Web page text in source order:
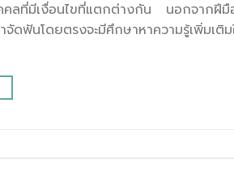
คคลที่มีเงื่อนไขที่แตกต่างกัน นอกจากฝีมื
ดฟันโดยตรงจะมีศึกษาหาความรู้เพิ่มเติม